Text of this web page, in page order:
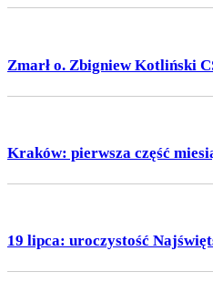
Zmarł o. Zbigniew Kotliński
Kraków: pierwsza część
19 lipca: uroczystość